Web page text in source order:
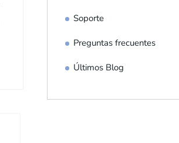
Soporte
Preguntas frecuentes
Últimos Blog